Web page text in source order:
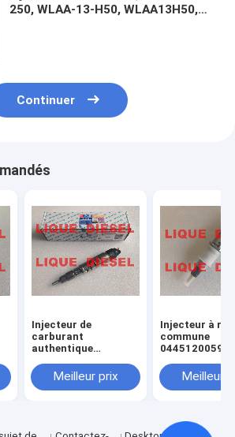
250, WLAA-13-H50, WLAA13H50,
Continuer
Injecteur de
carburant
authentique
0445120290 0 445
120 290 L4700-
Meilleur prix
Injecteur à
commune
0445120059
120 059 0 445
231 pour
Meilleur